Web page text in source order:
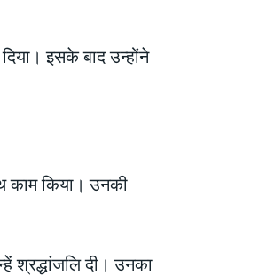
इसके बाद उन्होंने
काम किया। उनकी
श्रद्धांजलि दी। उनका